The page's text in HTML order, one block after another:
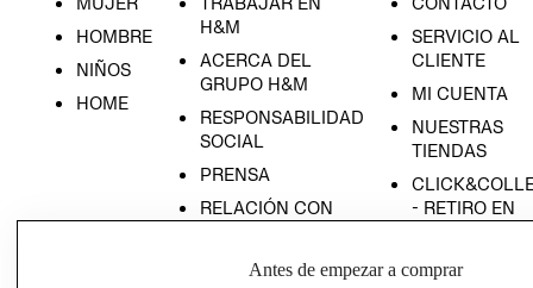
HOMBRE
NIÑOS
HOME
H&M
ACERCA DEL
GRUPO H&M
RESPONSABILIDAD
SOCIAL
PRENSA
RELACIÓN CON
POLÍTICA
SERVICIO AL
CLIENTE
MI CUENTA
NUESTRAS
TIENDAS
- RETIRO EN
TÉRMINOS Y
Antes de empezar a comprar